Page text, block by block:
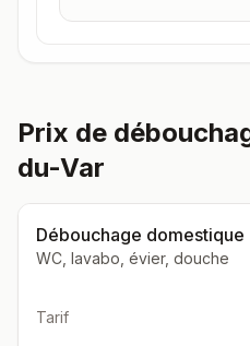
Prix de
du-Var
Débouchage domestique
WC, lavabo, évier, douche
Tarif